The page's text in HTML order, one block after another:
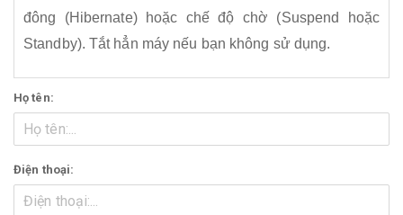
đông (Hibernate) hoặc chế độ chờ (Suspend hoặc
Standby). Tắt hẳn máy nếu bạn không sử dụng.
Họ tên:
Điện thoại: